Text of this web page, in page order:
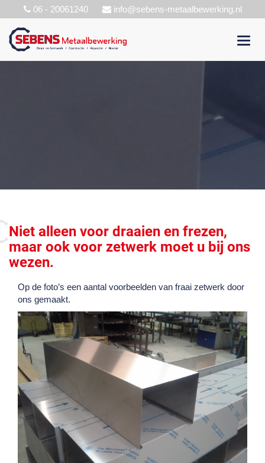
06 - 20061240 info@sebens-metaalbewerking.nl
Niet alleen voor draaien en frezen,
maar ook voor zetwerk moet u bij ons
wezen.
Op de foto’s een aantal voorbeelden van fraai zetwerk door
ons gemaakt.